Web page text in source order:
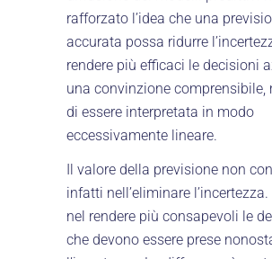
rafforzato l’idea che una
accurata possa ridurre
rendere più efficaci le decisioni
una convinzione comprensibile,
di essere interpretata in modo
eccessivamente lineare.
Il valore della previsione non
infatti nell’eliminare
nel rendere più consapevoli le
che devono essere prese